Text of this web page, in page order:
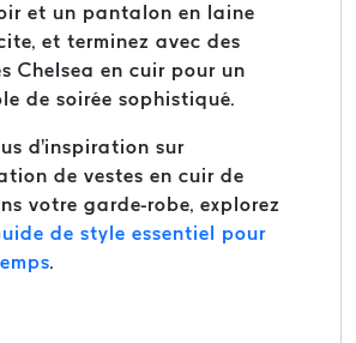
et un pantalon en laine
et terminez avec des
Chelsea en cuir pour un
de soirée sophistiqué.
d'inspiration sur
de vestes en cuir de
votre garde-robe, explorez
de style essentiel pour
.